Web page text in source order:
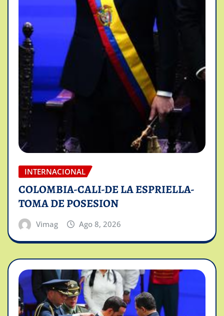
INTERNACIONAL
COLOMBIA-CALI-DE LA ESPRIELLA-
TOMA DE POSESION
Vimag Ago 8, 2026